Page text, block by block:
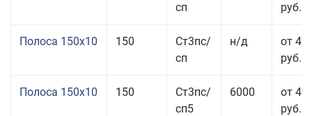
сп
руб.
Полоса 150x10 150
Ст3пс/
сп
н/д
от 43
руб.
Полоса 150x10 150
Ст3пс/
сп5
6000
от 43
руб.